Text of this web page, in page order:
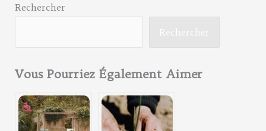
Rechercher
Rechercher
Vous Pourriez Également Aimer